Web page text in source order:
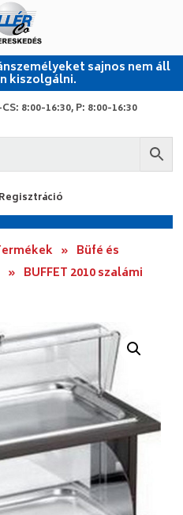
sajnos nem áll
kiszolgálni.
8:00-16:30, P: 8:00-16:30
Regisztráció
» Büfé és
» BUFFET 2010 szalámi